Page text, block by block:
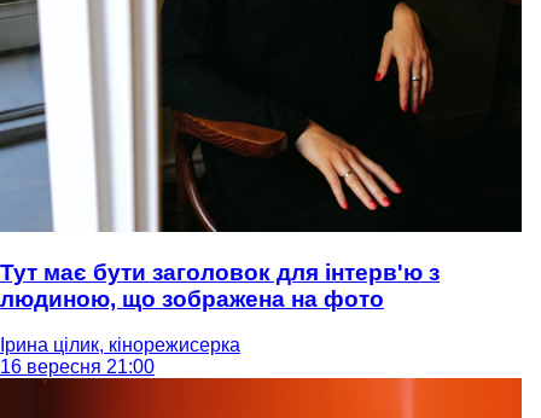
Тут має бути заголовок для інтерв'ю з
людиною, що зображена на фото
Ірина цілик, кінорежисерка
16 вересня 21:00